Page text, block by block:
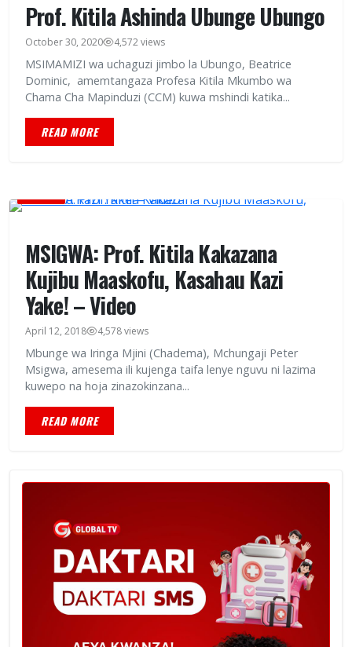
Prof. Kitila Ashinda Ubunge Ubungo
October 30, 2020 4,572 views
MSIMAMIZI wa uchaguzi jimbo la Ubungo, Beatrice
Dominic, amemtangaza Profesa Kitila Mkumbo wa
Chama Cha Mapinduzi (CCM) kuwa mshindi katika...
READ MORE
MSIGWA: Prof. Kitila Kakazana
Kujibu Maaskofu, Kasahau Kazi
Yake! – Video
April 12, 2018 4,578 views
Mbunge wa Iringa Mjini (Chadema), Mchungaji Peter
Msigwa, amesema ili kujenga taifa lenye nguvu ni lazima
kuwepo na hoja zinazokinzana...
READ MORE